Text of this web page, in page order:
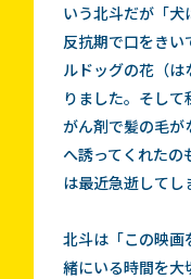
いう北斗だが「
反抗期で口をき
ルドッグの花（
りました。そし
がん剤で髪の毛
へ誘ってくれた
は最近急逝してし
北斗は「この映
緒にいる時間を大